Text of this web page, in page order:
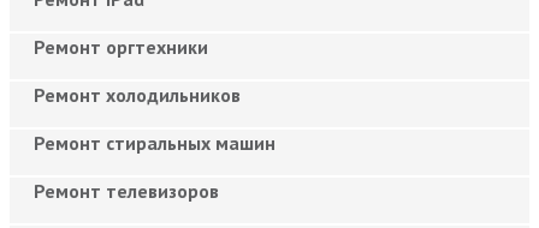
Ремонт оргтехники
Ремонт холодильников
Ремонт стиральных машин
Ремонт телевизоров